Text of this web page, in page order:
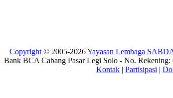
Copyright© 2005-2026Yayasan Lembaga
Bank BCA Cabang Pasar Legi Solo - No.
Kontak | Partisipasi |